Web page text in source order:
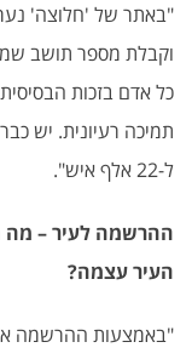
"באתר של 'חלוצה'
וקבלת מספר תושב
כל אדם בזכות
ל-22 אלף איש".
ההרשמה לעיר – מה
העיר עצמה?
"באמצעות ההרשמה